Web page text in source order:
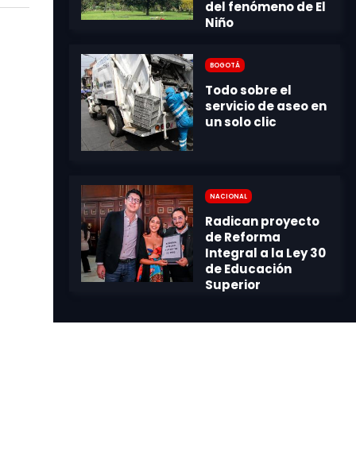
Bogotá
Nacional